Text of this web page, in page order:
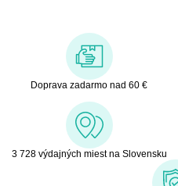
Doprava zadarmo nad 60 €
3 728 výdajných miest na Slovensku